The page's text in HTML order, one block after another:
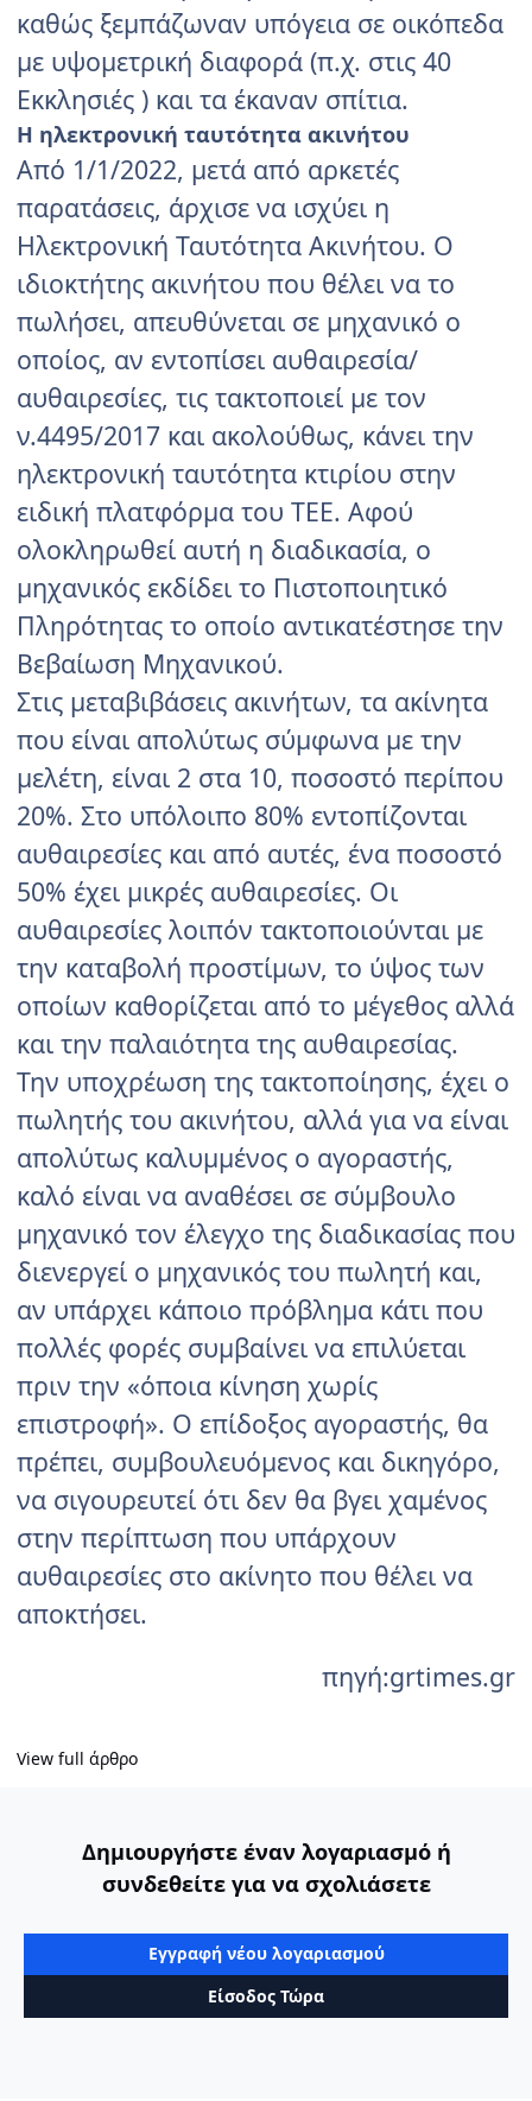
καθώς ξεμπάζωναν υπόγεια σε οικόπεδα
με υψομετρική διαφορά (π.χ. στις 40
Εκκλησιές ) και τα έκαναν σπίτια.
Η ηλεκτρονική ταυτότητα ακινήτου
Από 1/1/2022, μετά από αρκετές
παρατάσεις, άρχισε να ισχύει η
Ηλεκτρονική Ταυτότητα Ακινήτου. Ο
ιδιοκτήτης ακινήτου που θέλει να το
πωλήσει, απευθύνεται σε μηχανικό ο
οποίος, αν εντοπίσει αυθαιρεσία/
αυθαιρεσίες, τις τακτοποιεί με τον
ν.4495/2017 και ακολούθως, κάνει την
ηλεκτρονική ταυτότητα κτιρίου στην
ειδική πλατφόρμα του ΤΕΕ. Αφού
ολοκληρωθεί αυτή η διαδικασία, ο
μηχανικός εκδίδει το Πιστοποιητικό
Πληρότητας το οποίο αντικατέστησε την
Βεβαίωση Μηχανικού.
Στις μεταβιβάσεις ακινήτων, τα ακίνητα
που είναι απολύτως σύμφωνα με την
μελέτη, είναι 2 στα 10, ποσοστό περίπου
20%. Στο υπόλοιπο 80% εντοπίζονται
αυθαιρεσίες και από αυτές, ένα ποσοστό
50% έχει μικρές αυθαιρεσίες. Οι
αυθαιρεσίες λοιπόν τακτοποιούνται με
την καταβολή προστίμων, το ύψος των
οποίων καθορίζεται από το μέγεθος αλλά
και την παλαιότητα της αυθαιρεσίας.
Την υποχρέωση της τακτοποίησης, έχει ο
πωλητής του ακινήτου, αλλά για να είναι
απολύτως καλυμμένος ο αγοραστής,
καλό είναι να αναθέσει σε σύμβουλο
μηχανικό τον έλεγχο της διαδικασίας που
διενεργεί ο μηχανικός του πωλητή και,
αν υπάρχει κάποιο πρόβλημα κάτι που
πολλές φορές συμβαίνει να επιλύεται
πριν την «όποια κίνηση χωρίς
επιστροφή». Ο επίδοξος αγοραστής, θα
πρέπει, συμβουλευόμενος και δικηγόρο,
να σιγουρευτεί ότι δεν θα βγει χαμένος
στην περίπτωση που υπάρχουν
αυθαιρεσίες στο ακίνητο που θέλει να
αποκτήσει.
πηγή:grtimes.gr
View full άρθρο
Δημιουργήστε έναν λογαριασμό ή
συνδεθείτε για να σχολιάσετε
Εγγραφή νέου λογαριασμού
Είσοδος Τώρα